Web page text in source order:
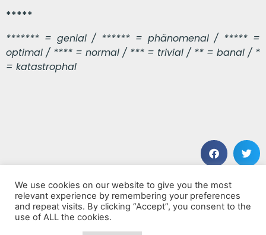
*****
******* = genial / ****** = phänomenal / ***** =
optimal / **** = normal / *** = trivial / ** = banal / *
= katastrophal
VORHERIGER BEITRAG
Birding
NÄCHSTER BEITRAG
Solo & Trio
We use cookies on our website to give you the most
relevant experience by remembering your preferences
and repeat visits. By clicking “Accept”, you consent to the
use of ALL the cookies.